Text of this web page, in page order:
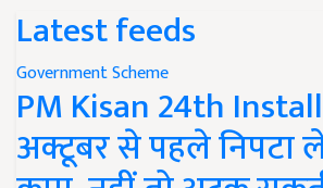
Latest feeds
Government Scheme
PM Kisan 24th
अक्टूबर से पहले निपटा